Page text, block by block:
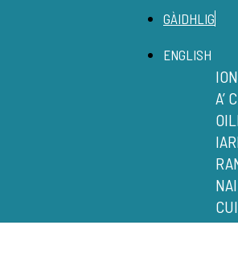
GÀIDHLIG
ENGLISH
A’